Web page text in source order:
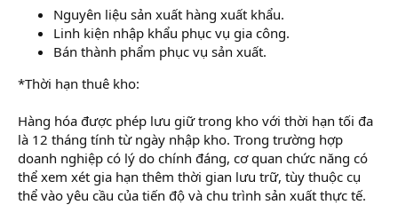
Nguyên liệu sản xuất hàng xuất khẩu.
Linh kiện nhập khẩu phục vụ gia công.
Bán thành phẩm phục vụ sản xuất.
*Thời hạn thuê kho:
Hàng hóa được phép lưu giữ trong kho với thời hạn tối đa
là 12 tháng tính từ ngày nhập kho. Trong trường hợp
doanh nghiệp có lý do chính đáng, cơ quan chức năng có
thể xem xét gia hạn thêm thời gian lưu trữ, tùy thuộc cụ
thể vào yêu cầu của tiến độ và chu trình sản xuất thực tế.